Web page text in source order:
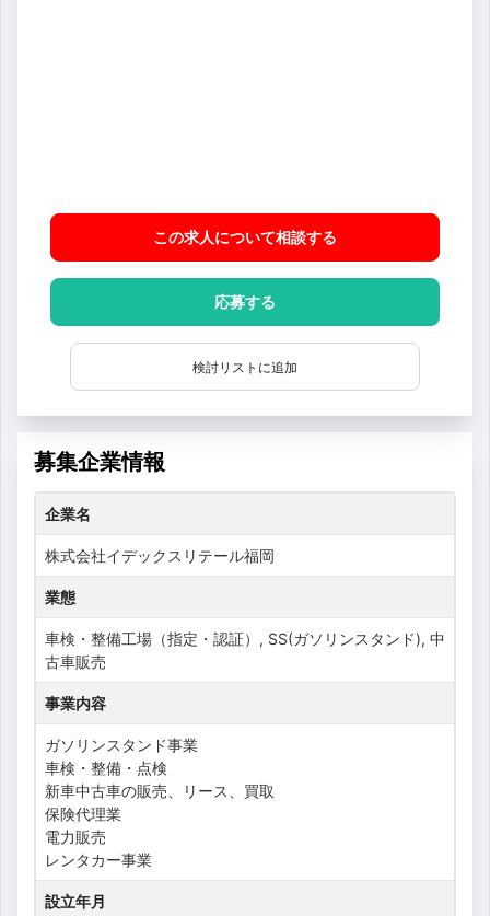
この求人について相談する
応募する
検討リストに追加
募集企業情報
企業名
株式会社イデックスリテール福岡
業態
車検・整備工場（指定・認証）, SS(ガソリンスタンド), 中
古車販売
事業内容
ガソリンスタンド事業
車検・整備・点検
新車中古車の販売、リース、買取
保険代理業
電力販売
レンタカー事業
設立年月